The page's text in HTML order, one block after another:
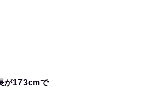
が173cmで